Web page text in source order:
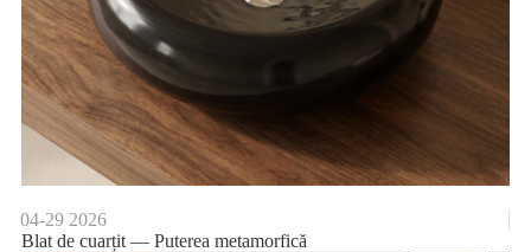
04-29 2026
Blat de cuarțit — Puterea metamorfică